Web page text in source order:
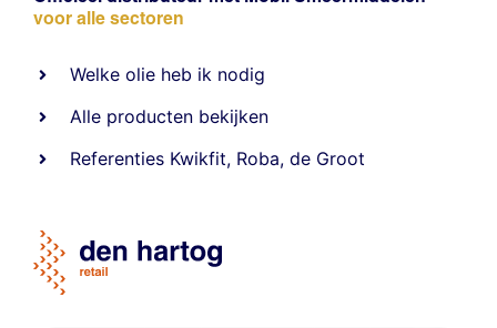
voor alle sectoren
Welke olie heb ik nodig
Alle producten bekijken
Referenties Kwikfit, Roba,de Groot